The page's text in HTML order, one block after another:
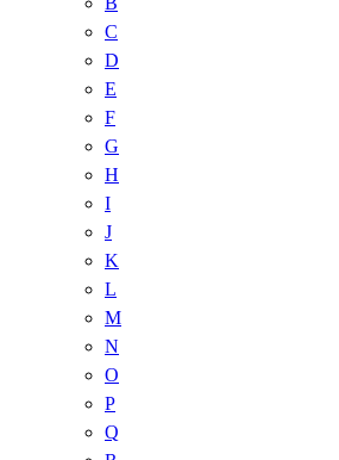
C
D
E
F
G
H
I
J
K
L
M
N
O
P
Q